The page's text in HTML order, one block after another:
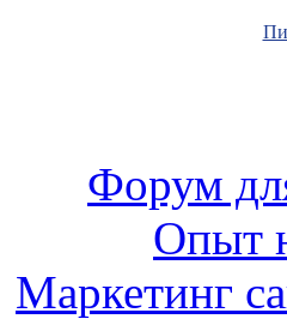
Форум
Опыт
Маркетинг